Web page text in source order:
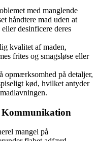
med manglende
håndtere mad uden at
desinficere deres
kvalitet af maden,
frites og smagsløse eller
opmærksomhed på detaljer,
kød, hvilket antyder
Kommunikation
mangel på